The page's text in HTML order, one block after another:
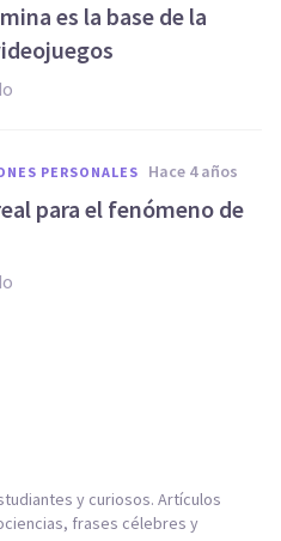
es la base de la
PERSONALES hace 4 años
para el fenómeno de
y curiosos. Artículos
frases célebres y